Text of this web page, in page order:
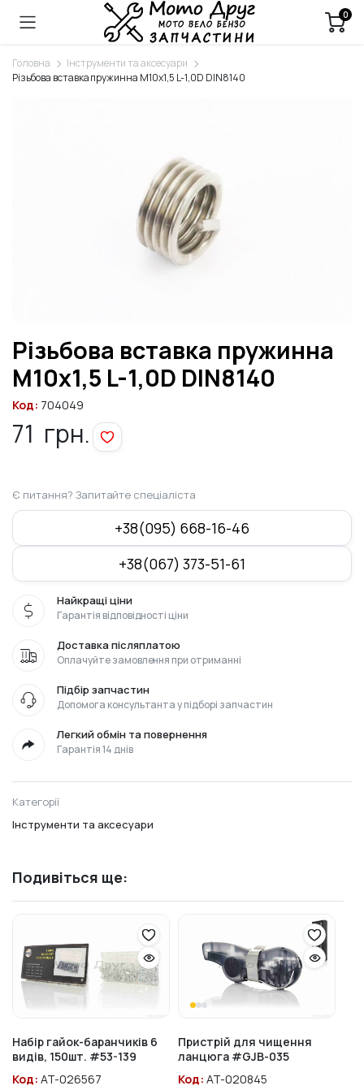
0
Головна
Інструменти та аксесуари
Різьбова вставка пружинна M10x1,5 L-1,0D DIN8140
Різьбова вставка пружинна
M10x1,5 L-1,0D DIN8140
Код: 704049
71 грн.
Є питання? Запитайте спеціаліста
+38(095) 668-16-46
+38(067) 373-51-61
Найкращі ціни
Гарантія відповідності ціни
Доставка післяплатою
Оплачуйте замовлення при отриманні
Підбір запчастин
Допомога консультанта у підборі запчастин
Легкий обмін та повернення
Гарантія 14 днів
Категорії
Інструменти та аксесуари
Подивіться ще:
Набір гайок-баранчиків 6
видів, 150шт. #53-139
Код: AT-026567
Пристрій для чищення
ланцюга #GJB-035
Код: AT-020845